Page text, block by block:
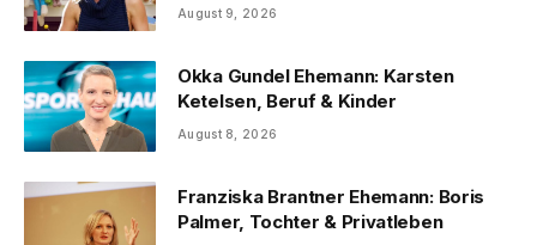
August 9, 2026
Okka Gundel Ehemann: Karsten
Ketelsen, Beruf & Kinder
August 8, 2026
Franziska Brantner Ehemann: Boris
Palmer, Tochter & Privatleben